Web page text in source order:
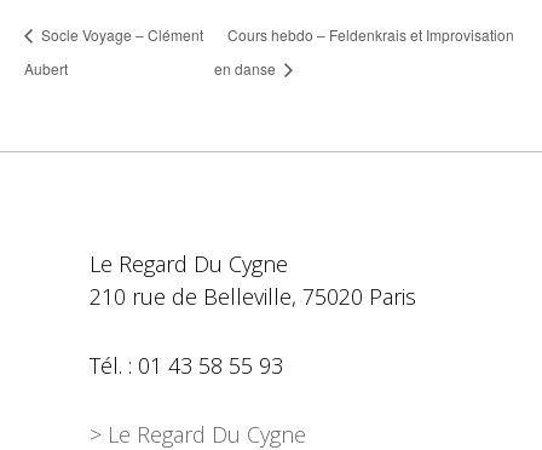
Socle Voyage – Clément
Aubert
Cours hebdo – Feldenkrais et Improvisation
en danse
Le Regard Du Cygne
210 rue de Belleville, 75020 Paris
Tél. : 01 43 58 55 93
> Le Regard Du Cygne